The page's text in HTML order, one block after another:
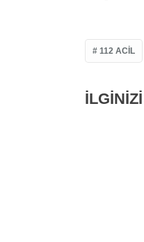
112 ACIL
İLGİNİZİ